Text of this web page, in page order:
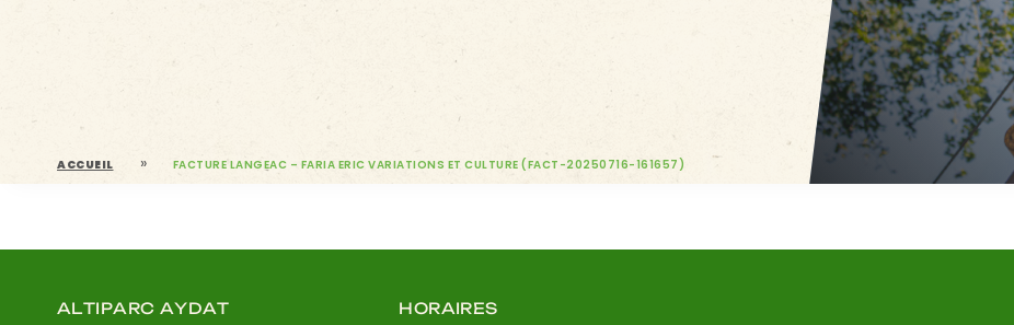
ACCUEIL » FACTURE LANGEAC – FARIA ERIC VARIATIONS ET CULTURE (FACT-20250716-161657)
ALTIPARC AYDAT HORAIRES